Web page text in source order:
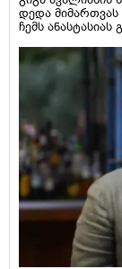
დედა მიმართვას
ჩემს